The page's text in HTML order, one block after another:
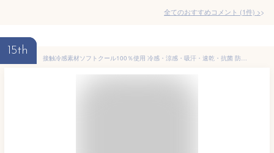
全てのおすすめコメント (1件) >
15th
接触冷感素材ソフトクール100％使用 冷感・涼感・吸汗・速乾・抗菌 防臭・消臭 ひんやり座椅子カバー 1人掛け用 50×163cm（長さ約80～130cmまで取付可能） グリーン